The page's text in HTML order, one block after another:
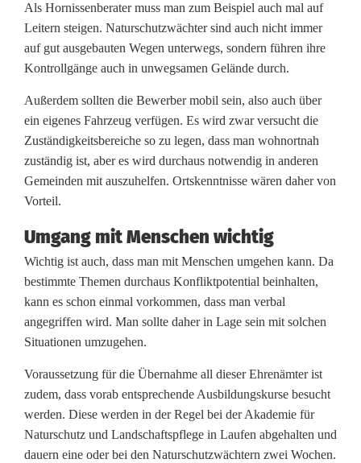
t
Als Hornissenberater muss man zum Beispiel auch mal auf
Leitern steigen. Naturschutzwächter sind auch nicht immer
auf gut ausgebauten Wegen unterwegs, sondern führen ihre
Kontrollgänge auch in unwegsamen Gelände durch.
Außerdem sollten die Bewerber mobil sein, also auch über
ein eigenes Fahrzeug verfügen. Es wird zwar versucht die
Zuständigkeitsbereiche so zu legen, dass man wohnortnah
zuständig ist, aber es wird durchaus notwendig in anderen
Gemeinden mit auszuhelfen. Ortskenntnisse wären daher von
Vorteil.
Umgang mit Menschen wichtig
Wichtig ist auch, dass man mit Menschen umgehen kann. Da
bestimmte Themen durchaus Konfliktpotential beinhalten,
kann es schon einmal vorkommen, dass man verbal
angegriffen wird. Man sollte daher in Lage sein mit solchen
Situationen umzugehen.
Voraussetzung für die Übernahme all dieser Ehrenämter ist
zudem, dass vorab entsprechende Ausbildungskurse besucht
werden. Diese werden in der Regel bei der Akademie für
Naturschutz und Landschaftspflege in Laufen abgehalten und
dauern eine oder bei den Naturschutzwächtern zwei Wochen.